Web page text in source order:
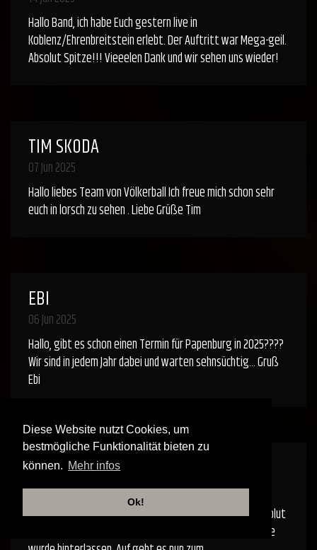
Diese Website nutzt Cookies, um
bestmögliche Funktionalität bieten zu
können. Mehr infos
Ok!
Hallo Band, ich habe Euch gestern live in
Koblenz/Ehrenbreitstein erlebt. Der Auftritt war Mega-geil.
Absolut Spitze!!! Vieeelen Dank und wir sehen uns wieder!
TIM SKODA
07 Jun 2025
Hallo liebes Team von Völkerball Ich freue mich schon sehr
euch in lorsch zu sehen . Liebe Grüße Tim
EBI
06 Jun 2025
Hallo, gibt es schon einen Termin für Papenburg in 2025????
Wir sind in jedem Jahr dabei und warten sehnsüchtig... Gruß
Ebi
ROBERT
31 May 2025
Fantastisches Konzert eben in Aschersleben erlebt, absolut
grandios - ich bin restlos begeistert! Ein Abo auf YouTube